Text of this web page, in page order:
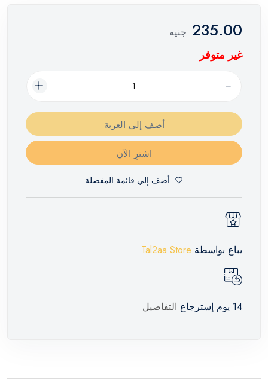
235.00 جنيه
غير متوفر
أضف إلي العربة
اشترِ الآن
أضف إلي قائمة المفضلة
يباع بواسطة Tal2aa Store
14 يوم إسترجاع التفاصيل